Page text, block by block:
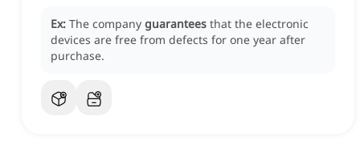
Ex: The company guarantees that the electronic
devices are free from defects for one year after
purchase.